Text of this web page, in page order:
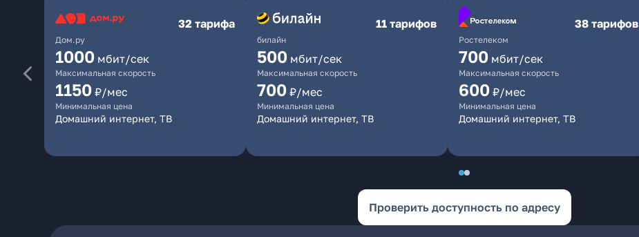
Дом.ру
32 тарифа
1000 мбит/сек
Максимальная скорость
1150 ₽/мес
Минимальная цена
Домашний интернет, ТВ
билайн
11 тарифов
500 мбит/сек
Максимальная скорость
700 ₽/мес
Минимальная цена
Домашний интернет, ТВ
Ростелеком
38 тарифов
700 мбит/сек
Максимальная скорость
600 ₽/мес
Минимальная цена
Домашний интернет, ТВ
Проверить доступность по адресу